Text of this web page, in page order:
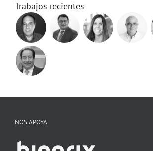
Trabajos recientes
NOS APOYA